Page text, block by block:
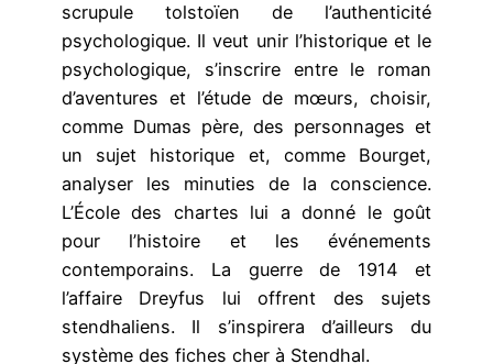
scrupule tolstoïen de l’authenticité
psychologique. Il veut unir l’historique et le
psychologique, s’inscrire entre le roman
d’aventures et l’étude de mœurs, choisir,
comme Dumas père, des personnages et
un sujet historique et, comme Bourget,
analyser les minuties de la conscience.
L’École des chartes lui a donné le goût
pour l’histoire et les événements
contemporains. La guerre de 1914 et
l’affaire Dreyfus lui offrent des sujets
stendhaliens. Il s’inspirera d’ailleurs du
système des fiches cher à Stendhal.